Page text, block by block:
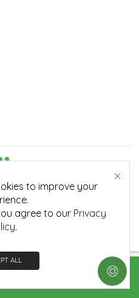
More
to improve your
agree to our Privacy
.
ALL